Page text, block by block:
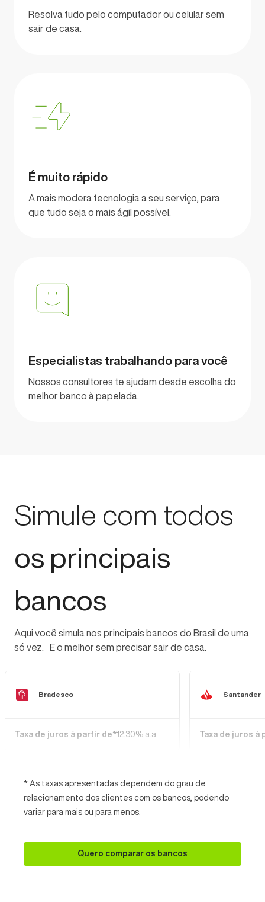
Resolva tudo pelo computador ou celular sem
sair de casa.
É muito rápido
A mais modera tecnologia a seu serviço, para
que tudo seja o mais ágil possível.
Especialistas trabalhando para você
Nossos consultores te ajudam desde escolha do
melhor banco à papelada.
Simule com todos
os principais
bancos
Aqui você simula nos principais bancos do Brasil de uma
só vez. E o melhor sem precisar sair de casa.
Bradesco
Taxa de juros à partir de*12.30% a.a
Santander
Taxa de juros à
* As taxas apresentadas dependem do grau de
relacionamento dos clientes com os bancos, podendo
variar para mais ou para menos.
Quero comparar os bancos